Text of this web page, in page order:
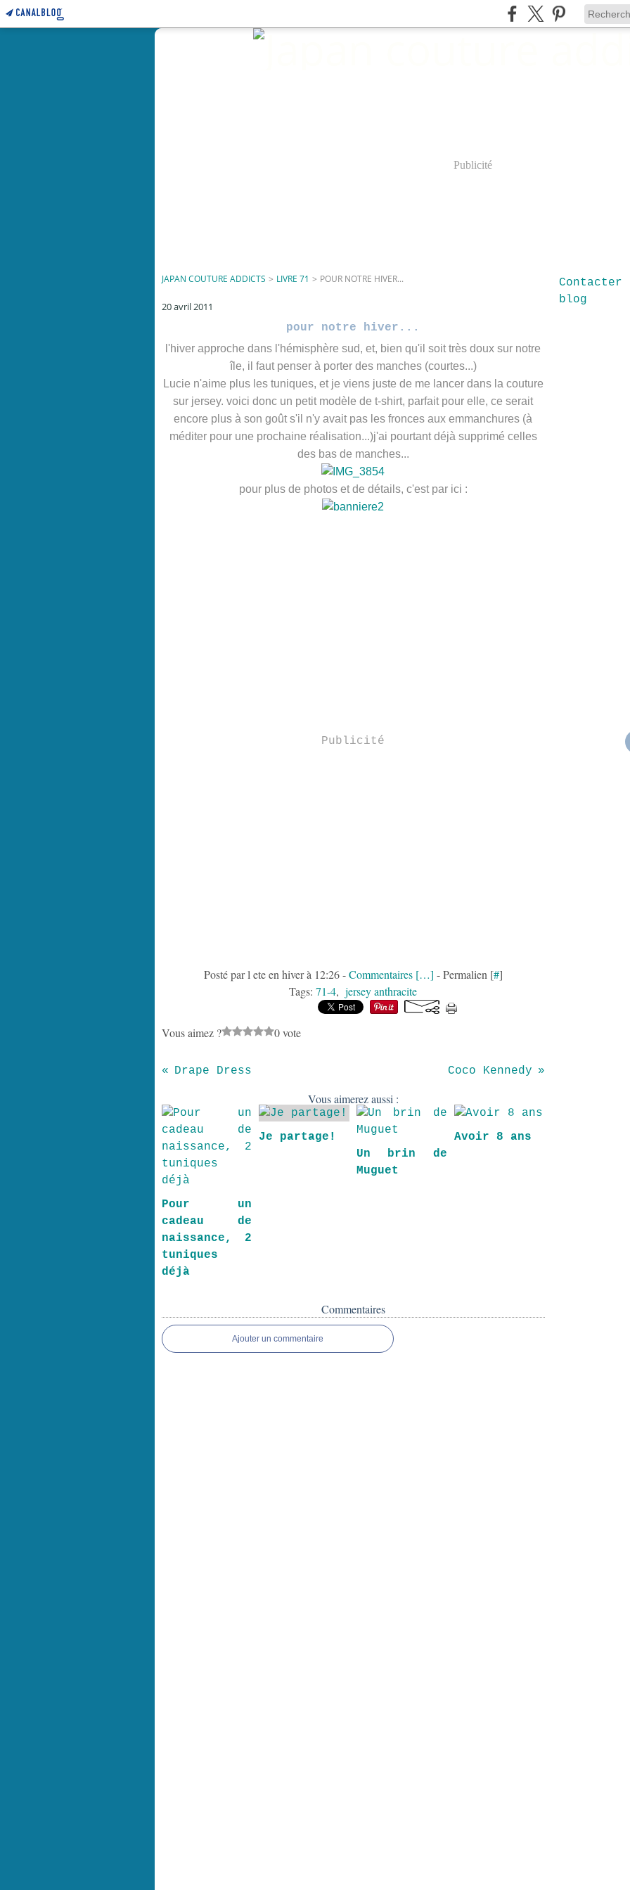
Publicité
JAPAN COUTURE ADDICTS > LIVRE 71 > POUR NOTRE HIVER...
20 avril 2011
pour notre hiver...
l'hiver approche dans l'hémisphère sud, et, bien qu'il soit très doux sur notre
île, il faut penser à porter des manches (courtes...)
Lucie n'aime plus les tuniques, et je viens juste de me lancer dans la couture
sur jersey. voici donc un petit modèle de t-shirt, parfait pour elle, ce serait
encore plus à son goût s'il n'y avait pas les fronces aux emmanchures (à
méditer pour une prochaine réalisation...)j'ai pourtant déjà supprimé celles
des bas de manches...
pour plus de photos et de détails, c'est par ici :
Publicité
Posté par l ete en hiver à 12:26 -Commentaires […] - Permalien [#]
Tags: 71-4, jersey anthracite
Vous aimez ? 0 vote
Drape Dress Coco Kennedy
Vous aimerez aussi :
Pour un
cadeau de
naissance, 2
tuniques
déjà
Je partage!
Un brin de
Muguet
Avoir 8 ans
Commentaires
Ajouter un commentaire
blog